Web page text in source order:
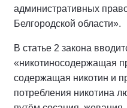
административных
Белгородской области».
В статье 2 закона
«никотиносодержащая
содержащая никотин и
потребления никотина